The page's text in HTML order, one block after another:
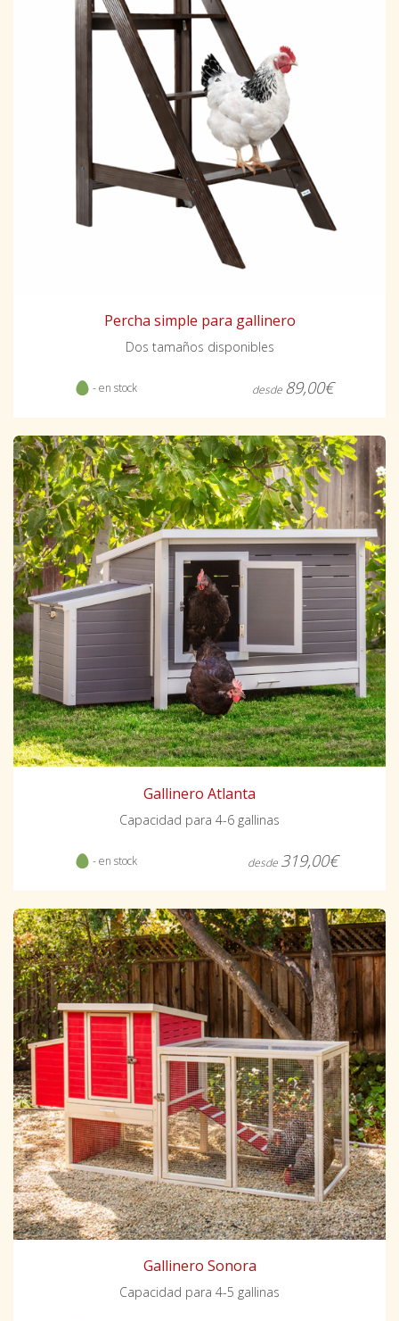
Percha simple para gallinero
Dos tamaños disponibles
- en stock desde 89,00€
Gallinero Atlanta
Capacidad para 4-6 gallinas
- en stock desde 319,00€
Gallinero Sonora
Capacidad para 4-5 gallinas